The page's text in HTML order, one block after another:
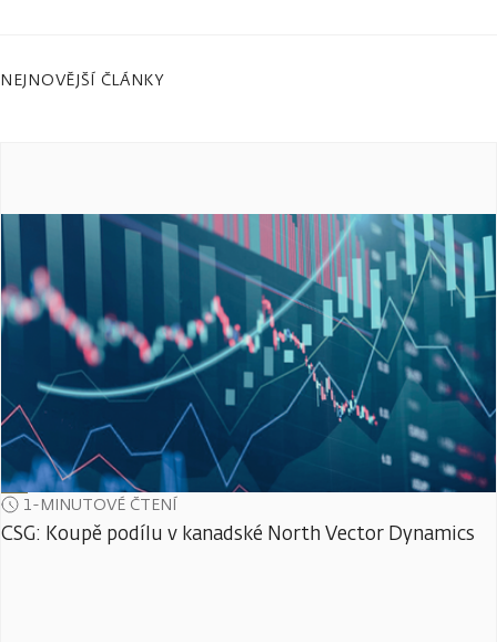
NEJNOVĚJŠÍ ČLÁNKY
1-MINUTOVÉ ČTENÍ
CSG: Koupě podílu v kanadské North Vector Dynamics